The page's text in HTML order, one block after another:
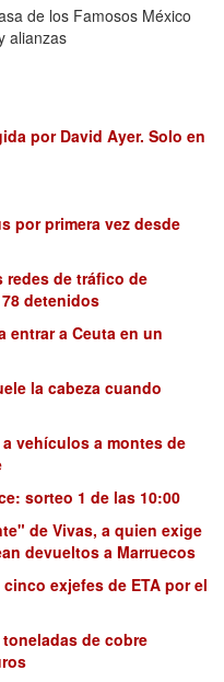
de los Famosos México
alianzas
por David Ayer. Solo en
por primera vez desde
redes de tráfico de
detenidos
entrar a Ceuta en un
la cabeza cuando
vehículos a montes de
sorteo 1 de las 10:00
de Vivas, a quien exige
devueltos a Marruecos
exjefes de ETA por el
de cobre